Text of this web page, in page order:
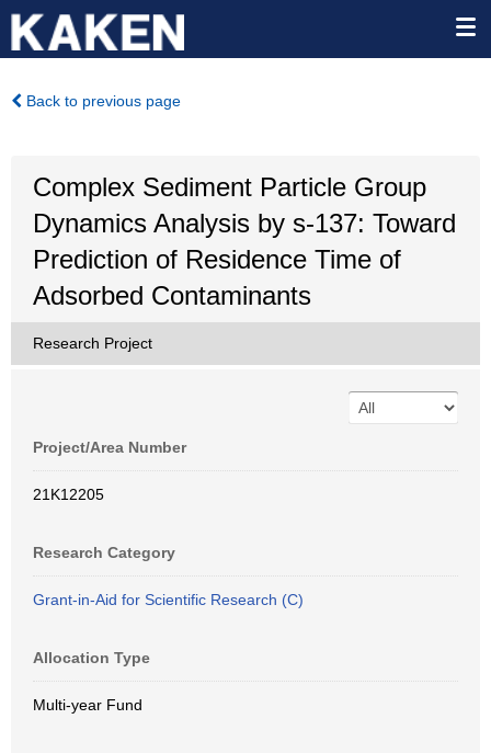
Back to previous page
Complex Sediment Particle Group
Dynamics Analysis by s-137: Toward
Prediction of Residence Time of
Adsorbed Contaminants
Research Project
Project/Area Number
21K12205
Research Category
Grant-in-Aid for Scientific Research (C)
Allocation Type
Multi-year Fund